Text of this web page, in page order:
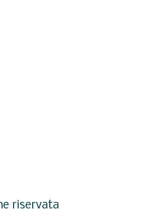
riservata